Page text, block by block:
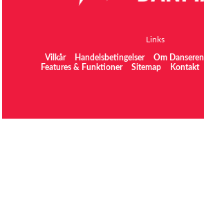
Links
Vilkår Handelsbetingelser Om Danseren
Features & Funktioner
Sitemap Kontakt